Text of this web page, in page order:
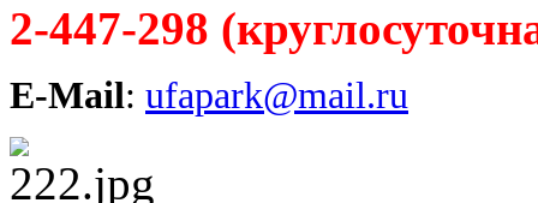
2-447-298
E-Mail: ufapark@mail.ru